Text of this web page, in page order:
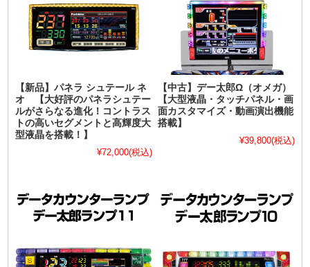
【新品】パネラ シュテール ネ
オ 【大好評のパネラシュテー
ルがさらなる進化！コントラス
トの高いセグメントと高輝度大
型液晶を搭載！】
¥72,000(税込)
【中古】デー太郎Ω（オメガ）
【大型液晶・タッチパネル・画
面カスタマイズ・動画演出機能
搭載】
¥39,800(税込)